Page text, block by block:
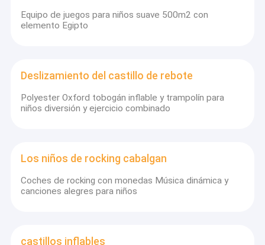
Equipo de juegos para niños suave 500m2 con
elemento Egipto
Deslizamiento del castillo de rebote
Polyester Oxford tobogán inflable y trampolín para
niños diversión y ejercicio combinado
Los niños de rocking cabalgan
Coches de rocking con monedas Música dinámica y
canciones alegres para niños
castillos inflables